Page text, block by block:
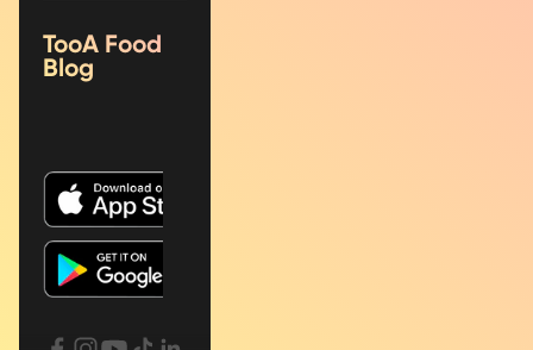
TooA Food
Blog